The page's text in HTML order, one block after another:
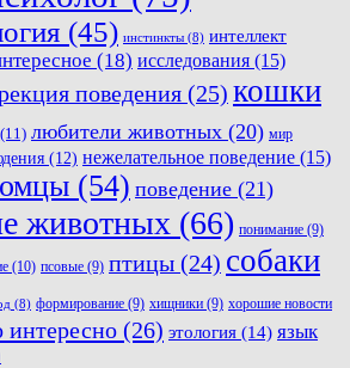
(45) инстинкты (8) интеллект
(18) исследования (15)
поведения (25) кошки
(11) любители животных (20) мир
(12) нежелательное поведение (15)
(54) поведение (21)
животных (66) понимание (9)
(10) псовые (9) птицы (24) собаки
(8) формирование (9) хищники (9) хорошие новости
интересно (26) этология (14) язык